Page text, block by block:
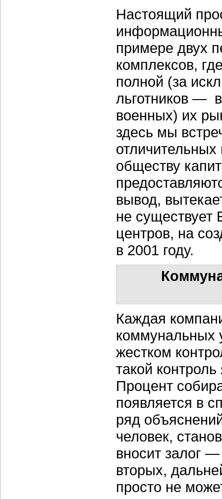
Настоящий
примере двух
комплексов,
полной (за
льготников —
военных) их
здесь мы
обществу
вывод,
не
центров, на
в 2001 году.
Каждая
коммунальных
жестком
такой
Процент
появляется в
ряд
человек,
вносит залог
вторых,
просто не